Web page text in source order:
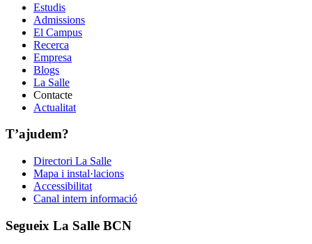
Estudis
Admissions
El Campus
Recerca
Empresa
Blogs
La Salle
Contacte
Actualitat
T’ajudem?
Directori La Salle
Mapa i instal·lacions
Accessibilitat
Canal intern informació
Segueix La Salle BCN